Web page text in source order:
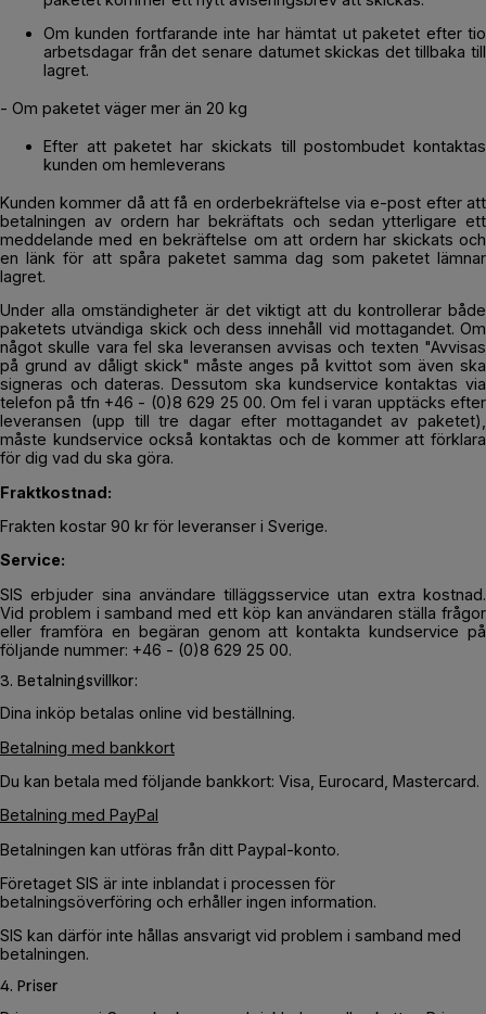
Om kunden fortfarande inte har hämtat ut paketet efter tio
arbetsdagar från det senare datumet skickas det tillbaka till
lagret.
- Om paketet väger mer än 20 kg
Efter att paketet har skickats till postombudet kontaktas
kunden om hemleverans
Kunden kommer då att få en orderbekräftelse via e-post efter att
betalningen av ordern har bekräftats och sedan ytterligare ett
meddelande med en bekräftelse om att ordern har skickats och
en länk för att spåra paketet samma dag som paketet lämnar
lagret.
Under alla omständigheter är det viktigt att du kontrollerar både
paketets utvändiga skick och dess innehåll vid mottagandet. Om
något skulle vara fel ska leveransen avvisas och texten "Avvisas
på grund av dåligt skick" måste anges på kvittot som även ska
signeras och dateras. Dessutom ska kundservice kontaktas via
telefon på tfn +46 - (0)8 629 25 00. Om fel i varan upptäcks efter
leveransen (upp till tre dagar efter mottagandet av paketet),
måste kundservice också kontaktas och de kommer att förklara
för dig vad du ska göra.
Fraktkostnad:
Frakten kostar 90 kr för leveranser i Sverige.
Service:
SIS erbjuder sina användare tilläggsservice utan extra kostnad.
Vid problem i samband med ett köp kan användaren ställa frågor
eller framföra en begäran genom att kontakta kundservice på
följande nummer: +46 - (0)8 629 25 00.
3. Betalningsvillkor:
Dina inköp betalas online vid beställning.
Betalning med bankkort
Du kan betala med följande bankkort: Visa, Eurocard, Mastercard.
Betalning med PayPal
Betalningen kan utföras från ditt Paypal-konto.
Företaget SIS är inte inblandat i processen för
betalningsöverföring och erhåller ingen information.
SIS kan därför inte hållas ansvarigt vid problem i samband med
betalningen.
4. Priser